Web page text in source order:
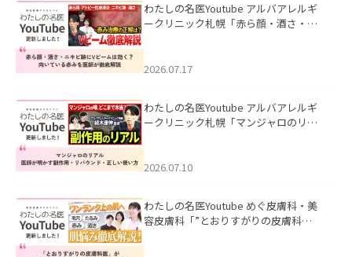
わたしの名医Youtube アルバアレルギ
ークリニック札幌「赤ら顔・酒さ・ニ
した。
2026.07.17
わたしの名医Youtube アルバアレルギ
ークリニック札幌「マンジャロのリア
た。
2026.07.10
わたしの名医Youtube めぐ皮膚科・美
容皮膚科「”とおりすがりの皮膚科